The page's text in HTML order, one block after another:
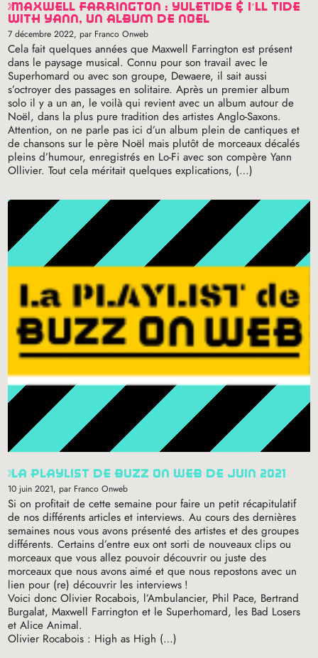
maxwell farrington : yuletide & i’ll tide
with yann, un album de noël
7 décembre 2022, par Franco Onweb
Cela fait quelques années que Maxwell Farrington est présent
dans le paysage musical. Connu pour son travail avec le
Superhomard ou avec son groupe, Dewaere, il sait aussi
s’octroyer des passages en solitaire. Après un premier album
solo il y a un an, le voilà qui revient avec un album autour de
Noël, dans la plus pure tradition des artistes Anglo-Saxons.
Attention, on ne parle pas ici d’un album plein de cantiques et
de chansons sur le père Noël mais plutôt de morceaux décalés
pleins d’humour, enregistrés en Lo-Fi avec son compère Yann
Ollivier. Tout cela méritait quelques explications, (…)
la playlist de buzz on web de juin 2021
10 juin 2021, par Franco Onweb
Si on profitait de cette semaine pour faire un petit récapitulatif
de nos différents articles et interviews. Au cours des dernières
semaines nous vous avons présenté des artistes et des groupes
différents. Certains d’entre eux ont sorti de nouveaux clips ou
morceaux que vous allez pouvoir découvrir ou juste des
morceaux que nous avons aimé et que nous repostons avec un
lien pour (re) découvrir les interviews !
Voici donc Olivier Rocabois, l’Ambulancier, Phil Pace, Bertrand
Burgalat, Maxwell Farrington et le Superhomard, les Bad Losers
et Alice Animal.
Olivier Rocabois : High as High (…)